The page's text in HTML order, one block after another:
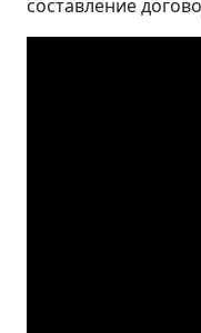
составление